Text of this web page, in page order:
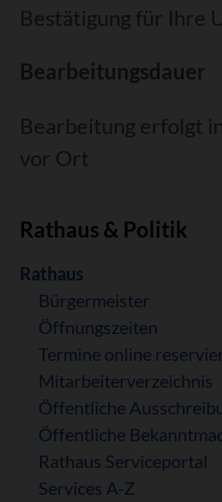
Rathaus & Politik
Navigation
überspringen
Rathaus
Bürgermeister
Öffnungszeiten
Termine online
Mitarbeiterverzeichnis
Öffentliche
Öffentliche
Rathaus Serviceportal
Services A-Z
Bestätigung für Ihre
Bearbeitungsdauer
Bearbeitung erfolgt
vor Ort